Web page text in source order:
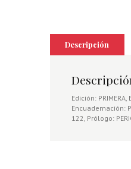
Descripción
Edición: PRIMERA,
Encuadernación:
122, Prólogo: